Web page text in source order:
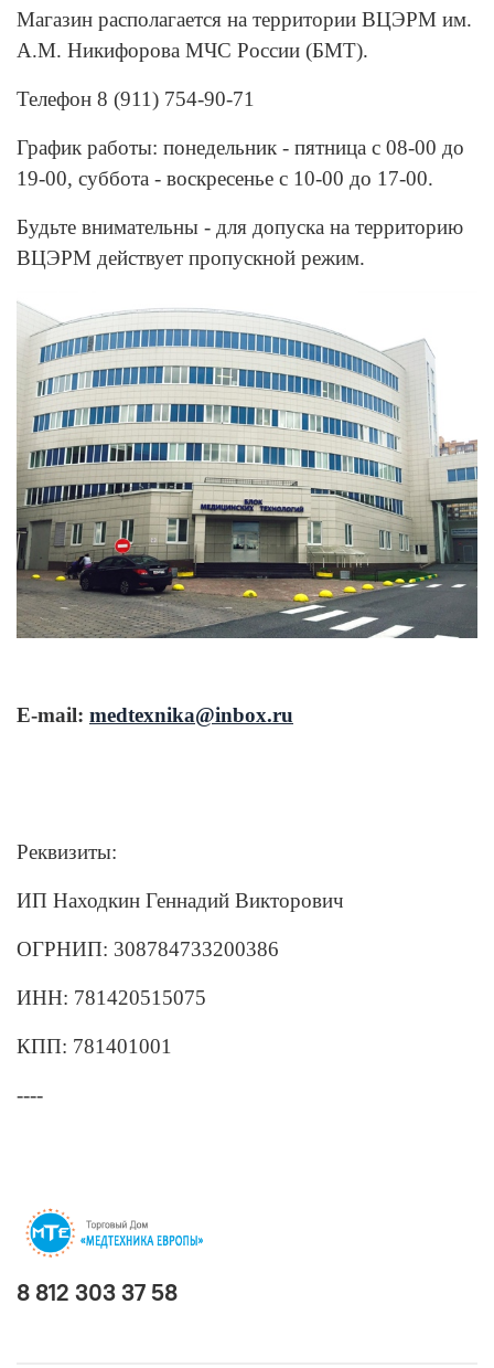
Магазин располагается на территории ВЦЭРМ им.
А.М. Никифорова МЧС России (БМТ).
Телефон 8 (911) 754-90-71
График работы: понедельник - пятница с 08-00 до
19-00, суббота - воскресенье с 10-00 до 17-00.
Будьте внимательны - для допуска на территорию
ВЦЭРМ действует пропускной режим.
E-mail: medtexnika@inbox.ru
Реквизиты:
ИП Находкин Геннадий Викторович
ОГРНИП: 308784733200386
ИНН: 781420515075
КПП: 781401001
----
8 812 303 37 58